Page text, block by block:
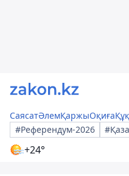
СаясатӘлемҚаржыОқиға
#Референдум-2026
+24°